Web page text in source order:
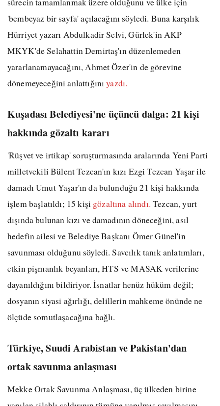
'bembeyaz bir sayfa' açılacağını söyledi. Buna karşılık
Hürriyet yazarı Abdulkadir Selvi, Gürlek'in AKP
MKYK'de Selahattin Demirtaş'ın düzenlemeden
yararlanamayacağını, Ahmet Özer'in de görevine
dönemeyeceğini anlattığınıyazdı.
Kuşadası Belediyesi'ne üçüncü dalga: 21 kişi
hakkında gözaltı kararı
'Rüşvet ve irtikap' soruşturmasında aralarında Yeni Parti
milletvekili Bülent Tezcan'ın kızı Ezgi Tezcan Yaşar ile
damadı Umut Yaşar'ın da bulunduğu 21 kişi hakkında
işlem başlatıldı; 15 kişi gözaltına alındı. Tezcan, yurt
dışında bulunan kızı ve damadının döneceğini, asıl
hedefin ailesi ve Belediye Başkanı Ömer Günel'in
savunması olduğunu söyledi. Savcılık tanık anlatımları,
etkin pişmanlık beyanları, HTS ve MASAK verilerine
dayanıldığını bildiriyor. İsnatlar henüz hüküm değil;
dosyanın siyasi ağırlığı, delillerin mahkeme önünde ne
ölçüde somutlaşacağına bağlı.
Türkiye, Suudi Arabistan ve Pakistan'dan
ortak savunma anlaşması
Mekke Ortak Savunma Anlaşması, üç ülkeden birine